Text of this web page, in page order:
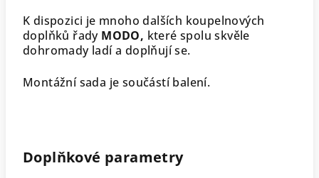
K dispozici je mnoho dalších koupelnových
doplňků řady MODO, které spolu skvěle
dohromady ladí a doplňují se.
Montážní sada je součástí balení.
Doplňkové parametry